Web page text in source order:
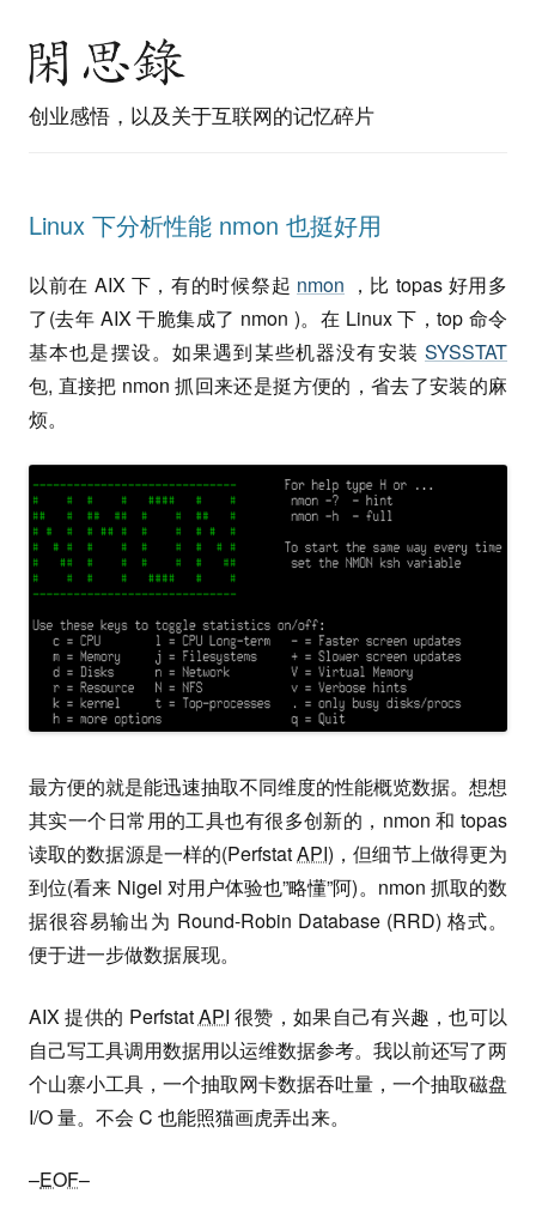
创业感悟，以及关于互联网的记忆碎片
Linux 下分析性能 nmon 也挺好用
以前在 AIX 下，有的时候祭起 nmon ，比 topas 好用多
了(去年 AIX 干脆集成了 nmon )。在 Linux 下，top 命令
基本也是摆设。如果遇到某些机器没有安装 SYSSTAT
包, 直接把 nmon 抓回来还是挺方便的，省去了安装的麻
烦。
最方便的就是能迅速抽取不同维度的性能概览数据。想想
其实一个日常用的工具也有很多创新的，nmon 和 topas
读取的数据源是一样的(PerfstatAPI)，但细节上做得更为
到位(看来 Nigel 对用户体验也”略懂”阿)。nmon 抓取的数
据很容易输出为 Round-Robin Database (RRD) 格式。
便于进一步做数据展现。
AIX 提供的 PerfstatAPI 很赞，如果自己有兴趣，也可以
自己写工具调用数据用以运维数据参考。我以前还写了两
个山寨小工具，一个抽取网卡数据吞吐量，一个抽取磁盘
I/O 量。不会 C 也能照猫画虎弄出来。
–EOF–